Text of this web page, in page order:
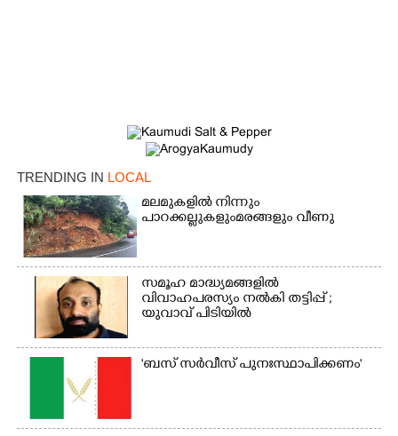
TRENDING IN LOCAL
മലമുകളിൽ നിന്നും
പാറക്കല്ലുകളുംമരങ്ങളും വീണു
സമൂഹ മാദ്ധ്യമങ്ങളിൽ
വിവാഹപരസ്യം നൽകി തട്ടിപ്പ് ;
യുവാവ് പിടിയിൽ
'ബസ് സർവീസ് പുനഃസ്ഥാപിക്കണം'